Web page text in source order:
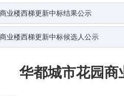
业楼西梯更新中标结果公示
业楼西梯更新中标候选人公示
华都城市花园商